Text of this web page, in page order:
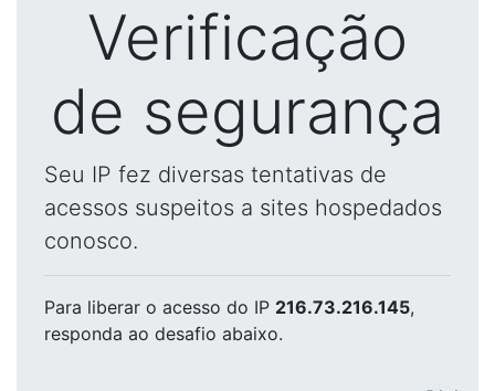
Verificação
de segurança
Seu IP fez diversas tentativas de
acessos suspeitos a sites hospedados
conosco.
Para liberar o acesso do IP 216.73.216.145,
responda ao desafio abaixo.